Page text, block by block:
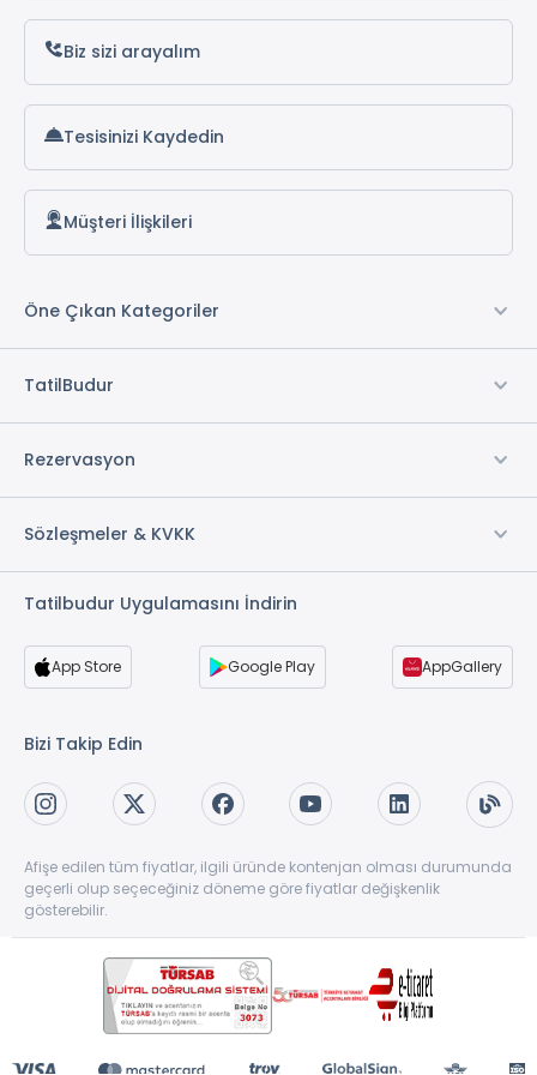
Ön Büro
Mescid
Merkezi Klima
Biz sizi arayalım
Tesisinizi Kaydedin
Müşteri İlişkileri
Öne Çıkan Kategoriler
TatilBudur
Rezervasyon
Sözleşmeler & KVKK
Tatilbudur Uygulamasını İndirin
App Store Google Play AppGallery
Bizi Takip Edin
Afişe edilen tüm fiyatlar, ilgili üründe kontenjan olması durumunda
geçerli olup seçeceğiniz döneme göre fiyatlar değişkenlik
gösterebilir.